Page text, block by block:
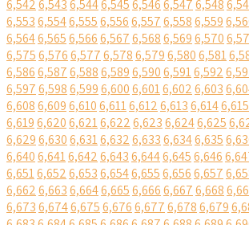
6,5426,5436,5446,5456,5466,5476,548
6,5536,5546,5556,5566,5576,5586,559
6,5646,5656,5666,5676,5686,5696,570
6,5756,5766,5776,5786,5796,5806,581
6,5866,5876,5886,5896,5906,5916,592
6,5976,5986,5996,6006,6016,6026,603
6,6086,6096,6106,6116,6126,6136,6146,615
6,6196,6206,6216,6226,6236,6246,625
6,6296,6306,6316,6326,6336,6346,635
6,6406,6416,6426,6436,6446,6456,646
6,6516,6526,6536,6546,6556,6566,657
6,6626,6636,6646,6656,6666,6676,668
6,6736,6746,6756,6766,6776,6786,679